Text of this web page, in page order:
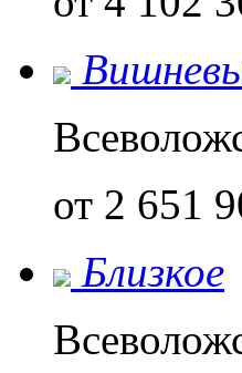
от 2 651
Близкое